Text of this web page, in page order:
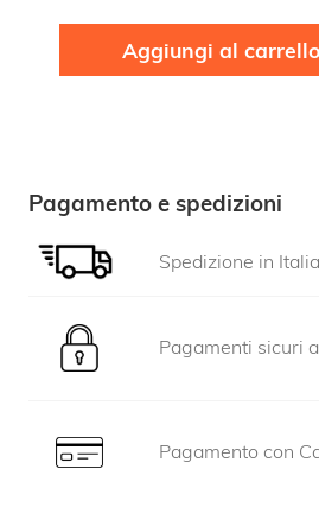
Aggiungi al carrello
Pagamento e spedizioni
Spedizione in
Pagamenti sicuri
Pagamento con